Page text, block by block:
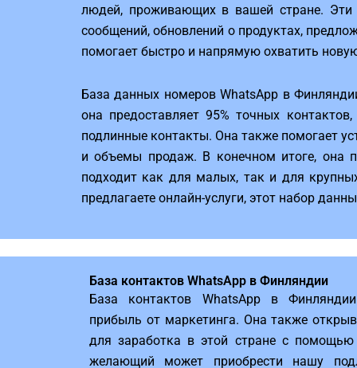
людей, проживающих в вашей стране. Эти
сообщений, обновлений о продуктах,
помогает быстро и напрямую охватить
База данных номеров WhatsApp в
она предоставляет 95% точных
подлинные контакты. Она также помогает
и объемы продаж. В конечном итоге, она
подходит как для малых, так и для
предлагаете онлайн-услуги, этот набор
База контактов WhatsApp в Финляндии
База контактов WhatsApp в
прибыль от маркетинга. Она также
для заработка в этой стране с помощью
желающий может приобрести нашу